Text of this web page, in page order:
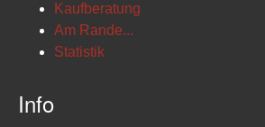
Kaufberatung
Am Rande...
Statistik
Info